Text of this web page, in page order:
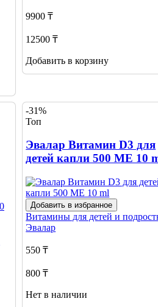
9900 ₸
12500 ₸
Добавить в корзину
-31%
Топ
Эвалар Витамин D3 для
детей капли 500 МЕ 10
Добавить в избранное
Витамины для детей и
Эвалар
550 ₸
800 ₸
Нет в наличии